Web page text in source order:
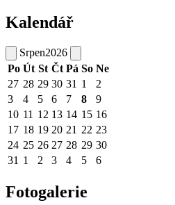
Kalendář
Srpen2026
Po Út St Čt Pá So Ne
27 28 29 30 31 1
2
3
4 5 6 7 8
9
10 11 12 13 14 15 16
17 18 19 20 21 22 23
24 25 26 27 28 29 30
31 1 2 3 4 5 6
Fotogalerie